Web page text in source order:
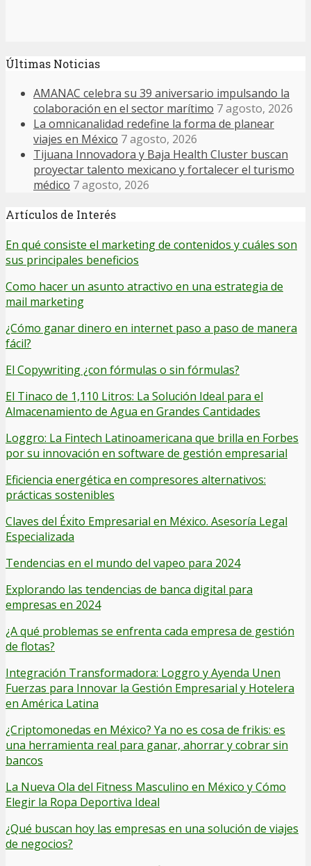
Últimas Noticias
AMANAC celebra su 39 aniversario impulsando la
colaboración en el sector marítimo 7 agosto, 2026
La omnicanalidad redefine la forma de planear
viajes en México 7 agosto, 2026
Tijuana Innovadora y Baja Health Cluster buscan
proyectar talento mexicano y fortalecer el turismo
médico 7 agosto, 2026
Artículos de Interés
En qué consiste el marketing de contenidos y cuáles son
sus principales beneficios
Como hacer un asunto atractivo en una estrategia de
mail marketing
¿Cómo ganar dinero en internet paso a paso de manera
fácil?
El Copywriting ¿con fórmulas o sin fórmulas?
El Tinaco de 1,110 Litros: La Solución Ideal para el
Almacenamiento de Agua en Grandes Cantidades
Loggro: La Fintech Latinoamericana que brilla en Forbes
por su innovación en software de gestión empresarial
Eficiencia energética en compresores alternativos:
prácticas sostenibles
Claves del Éxito Empresarial en México. Asesoría Legal
Especializada
Tendencias en el mundo del vapeo para 2024
Explorando las tendencias de banca digital para
empresas en 2024
¿A qué problemas se enfrenta cada empresa de gestión
de flotas?
Integración Transformadora: Loggro y Ayenda Unen
Fuerzas para Innovar la Gestión Empresarial y Hotelera
en América Latina
¿Criptomonedas en México? Ya no es cosa de frikis: es
una herramienta real para ganar, ahorrar y cobrar sin
bancos
La Nueva Ola del Fitness Masculino en México y Cómo
Elegir la Ropa Deportiva Ideal
¿Qué buscan hoy las empresas en una solución de viajes
de negocios?